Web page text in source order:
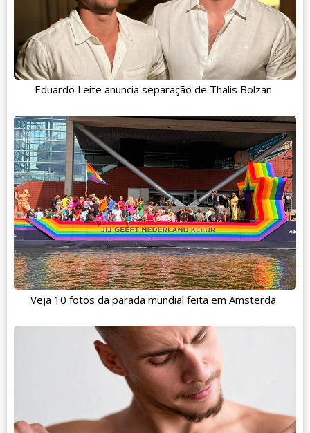
Eduardo Leite anuncia separação de Thalis Bolzan
Veja 10 fotos da parada mundial feita em Amsterdã